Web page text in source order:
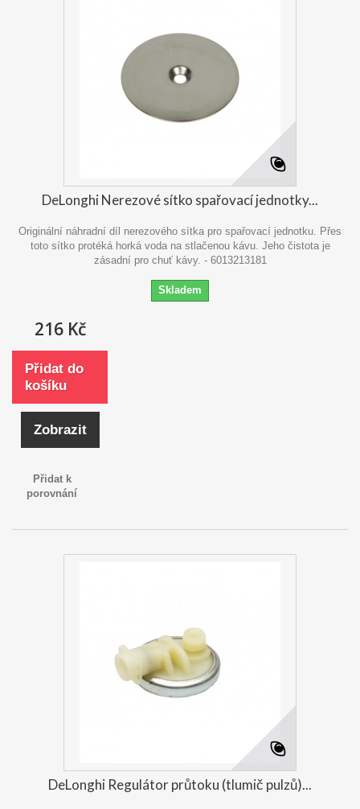
DeLonghi Nerezové sítko spařovací jednotky...
Originální náhradní díl nerezového sítka pro spařovací jednotku. Přes
toto sítko protéká horká voda na stlačenou kávu. Jeho čistota je
zásadní pro chuť kávy. - 6013213181
Skladem
216 Kč
Přidat do
košíku
Zobrazit
Přidat k
porovnání
DeLonghi Regulátor průtoku (tlumič pulzů)...